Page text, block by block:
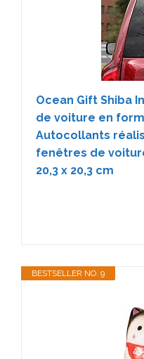
Ocean Gift Shiba
de voiture en
Autocollants
fenêtres de
20,3 x 20,3 cm
BESTSELLER NO. 9